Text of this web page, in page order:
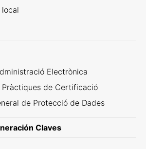
Electrònica
Pràctiques de Certificació
de Protecció de Dades
Claves